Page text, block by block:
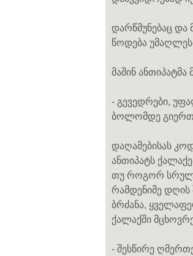
დარწმუნებაც და
წოდება
მაშინ
- გევედრები,
ბოლომდე
დაღამებისას
ანთიპატს
თუ როგორ
რამდენიმე დღის
ბრძანა,
ქალაქში
- შესწირე